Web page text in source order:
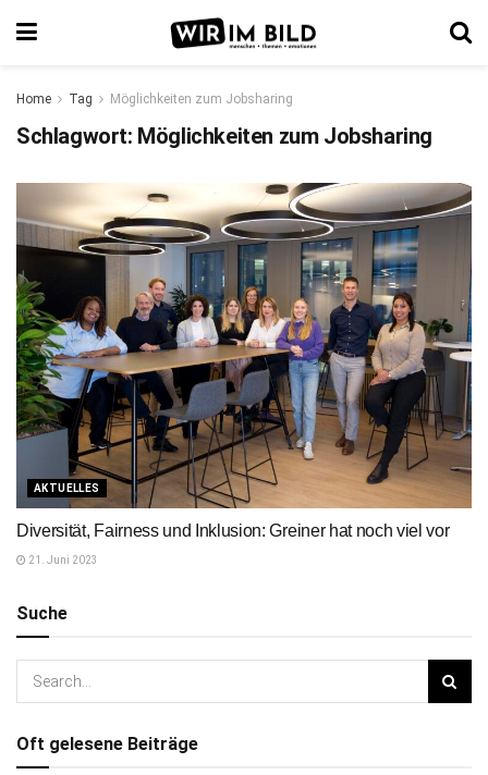
Home Tag Möglichkeiten zum Jobsharing
Schlagwort: Möglichkeiten zum Jobsharing
AKTUELLES
Diversität, Fairness und Inklusion: Greiner hat noch viel vor
21. Juni 2023
Suche
Oft gelesene Beiträge